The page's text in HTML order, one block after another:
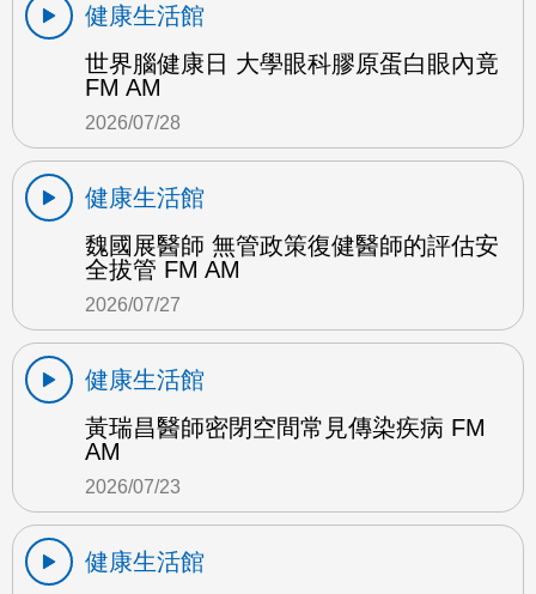
健康生活館
世界腦健康日 大學眼科膠原蛋白眼內竟
FM AM
2026/07/28
健康生活館
魏國展醫師 無管政策復健醫師的評估安
全拔管 FM AM
2026/07/27
健康生活館
黃瑞昌醫師密閉空間常見傳染疾病 FM
AM
2026/07/23
健康生活館